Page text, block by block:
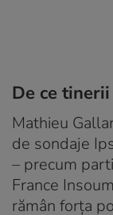
De ce
Mathieu
de sondaje
– precum
France
rămân forța